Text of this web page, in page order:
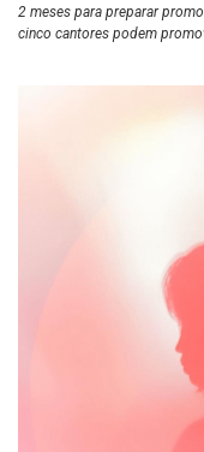
2 meses para preparar
cinco cantores podem